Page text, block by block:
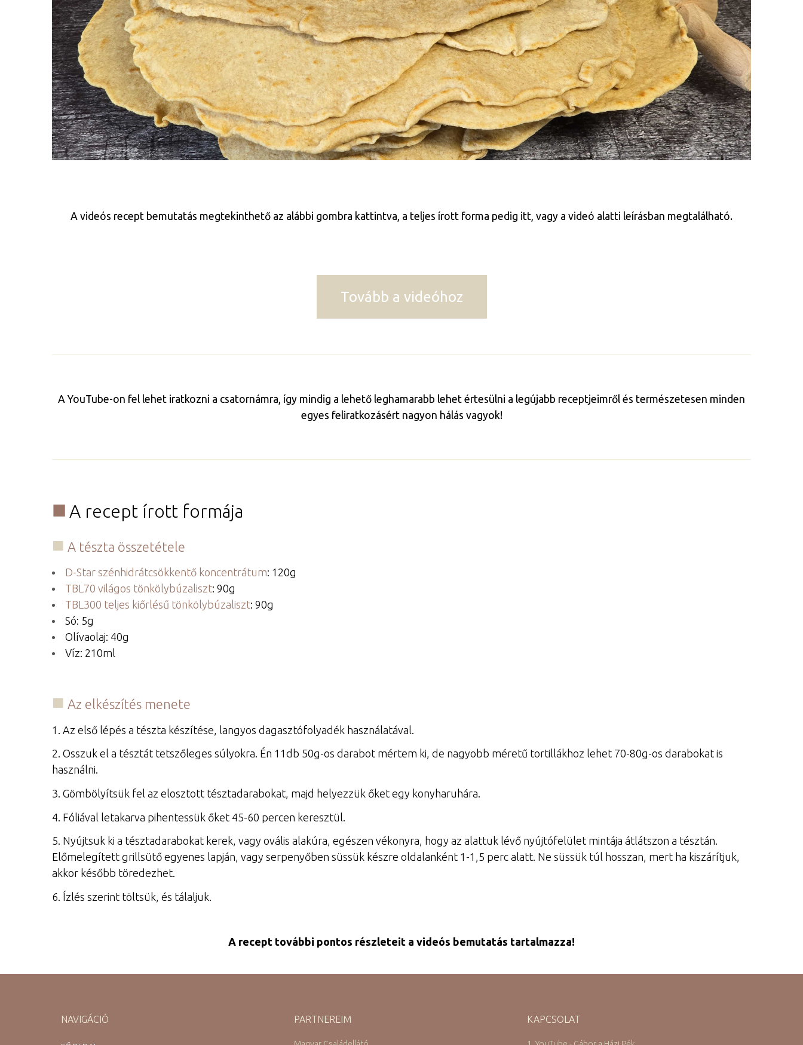
A videós recept bemutatás megtekinthető az alábbi gombra kattintva, a teljes írott forma pedig itt, vagy a videó alatti leírásban megtalálható.
Tovább a videóhoz
A YouTube-on fel lehet iratkozni a csatornámra, így mindig a lehető leghamarabb lehet értesülni a legújabb receptjeimről és természetesen minden
egyes feliratkozásért nagyon hálás vagyok!
A recept írott formája
A tészta összetétele
D-Star szénhidrátcsökkentő koncentrátum: 120g
TBL70 világos tönkölybúzaliszt: 90g
TBL300 teljes kiőrlésű tönkölybúzaliszt: 90g
Só: 5g
Olívaolaj: 40g
Víz: 210ml
Az elkészítés menete
1. Az első lépés a tészta készítése, langyos dagasztófolyadék használatával.
2. Osszuk el a tésztát tetszőleges súlyokra. Én 11db 50g-os darabot mértem ki, de nagyobb méretű tortillákhoz lehet 70-80g-os darabokat is
használni.
3. Gömbölyítsük fel az elosztott tésztadarabokat, majd helyezzük őket egy konyharuhára.
4. Fóliával letakarva pihentessük őket 45-60 percen keresztül.
5. Nyújtsuk ki a tésztadarabokat kerek, vagy ovális alakúra, egészen vékonyra, hogy az alattuk lévő nyújtófelület mintája átlátszon a tésztán.
Előmelegített grillsütő egyenes lapján, vagy serpenyőben süssük készre oldalanként 1-1,5 perc alatt. Ne süssük túl hosszan, mert ha kiszárítjuk,
akkor később töredezhet.
6. Ízlés szerint töltsük, és tálaljuk.
A recept további pontos részleteit a videós bemutatás tartalmazza!
NAVIGÁCIÓ PARTNEREIM KAPCSOLAT